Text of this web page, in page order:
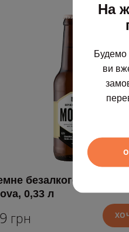
безалкогольне пиво
0,33 л
грн
На
Будемо
ви